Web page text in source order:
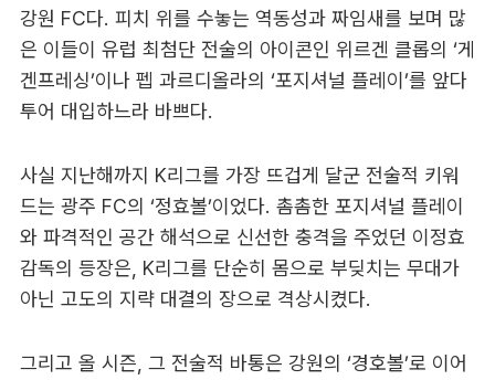
강원 FC다. 피치 위를 수놓는 역동성과 짜임새를 보며 많
은 이들이 유럽 최첨단 전술의 아이콘인 위르겐 클롭의 ‘게
겐프레싱’이나 펩 과르디올라의 ‘포지셔널 플레이’를 앞다
투어 대입하느라 바쁘다.
사실 지난해까지 K리그를 가장 뜨겁게 달군 전술적 키워
드는 광주 FC의 ‘정효볼’이었다. 촘촘한 포지셔널 플레이
와 파격적인 공간 해석으로 신선한 충격을 주었던 이정효
감독의 등장은, K리그를 단순히 몸으로 부딪치는 무대가
아닌 고도의 지략 대결의 장으로 격상시켰다.
그리고 올 시즌, 그 전술적 바통은 강원의 ‘경호볼’로 이어